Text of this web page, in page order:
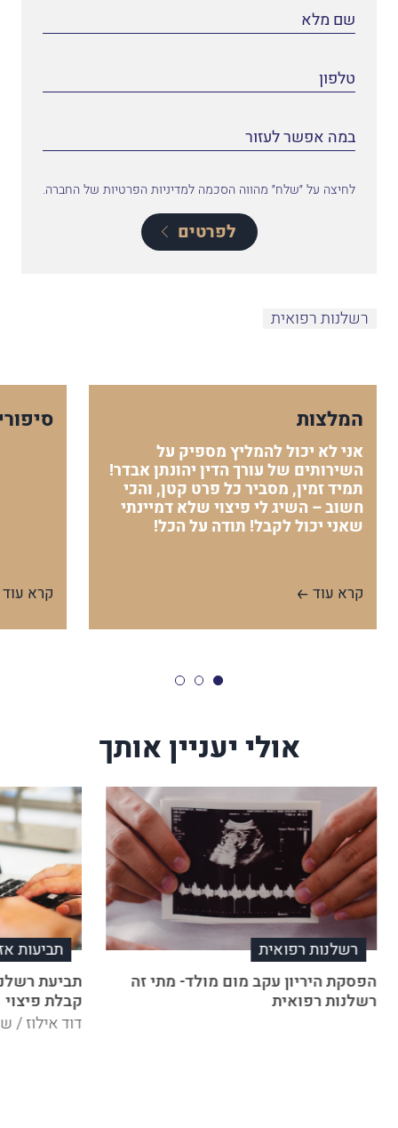
לחיצה על ״שלח״ מהווה הסכמה למדיניות הפרטיות של החברה.
לפרטים
רשלנות רפואית
המלצות
אני לא יכול להמליץ מספיק על
השירותים של עורך הדין יהונתן אבדר!
תמיד זמין, מסביר כל פרט קטן, והכי
חשוב – השיג לי פיצוי שלא דמיינתי
שאני יכול לקבל! תודה על הכל!
קרא עוד קרא עוד
אולי יעניין אותך
רשלנות רפואית
הפסקת היריון עקב מום מולד- מתי זה
רשלנות רפואית
תביעות
תביעת
קבלת פיצוי
דוד אילוז /